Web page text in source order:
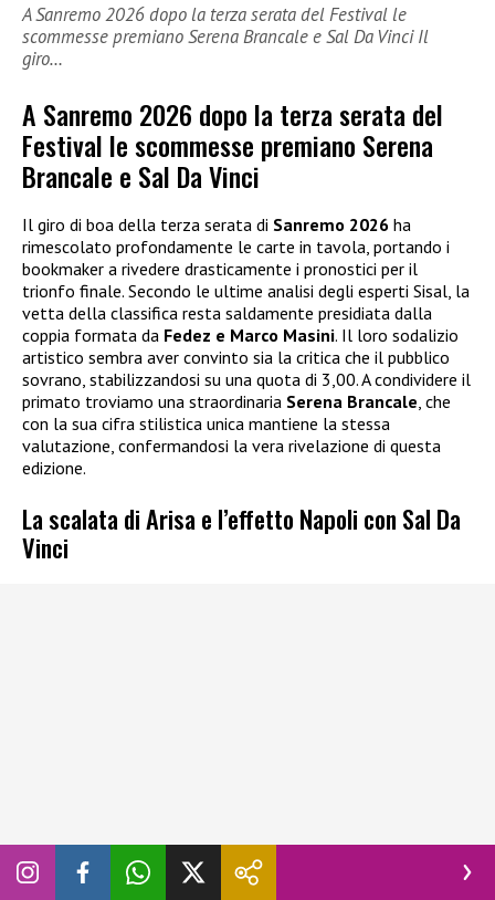
A Sanremo 2026 dopo la terza serata del Festival le
scommesse premiano Serena Brancale e Sal Da Vinci Il
giro…
A Sanremo 2026 dopo la terza serata del
Festival le scommesse premiano Serena
Brancale e Sal Da Vinci
Il giro di boa della terza serata di Sanremo 2026 ha
rimescolato profondamente le carte in tavola, portando i
bookmaker a rivedere drasticamente i pronostici per il
trionfo finale. Secondo le ultime analisi degli esperti Sisal, la
vetta della classifica resta saldamente presidiata dalla
coppia formata da Fedez e Marco Masini. Il loro sodalizio
artistico sembra aver convinto sia la critica che il pubblico
sovrano, stabilizzandosi su una quota di 3,00. A condividere il
primato troviamo una straordinaria Serena Brancale, che
con la sua cifra stilistica unica mantiene la stessa
valutazione, confermandosi la vera rivelazione di questa
edizione.
La scalata di Arisa e l’effetto Napoli con Sal Da
Vinci